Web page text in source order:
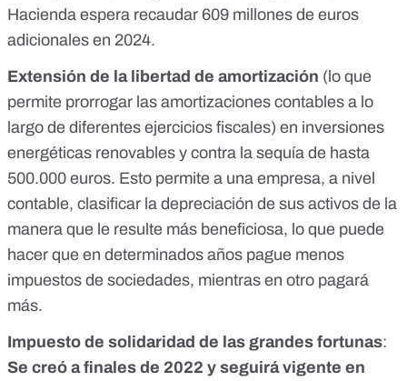
Hacienda espera recaudar 609 millones de euros
adicionales en 2024.
Extensión de la libertad de amortización (lo que
permite prorrogar las amortizaciones contables a lo
largo de diferentes ejercicios fiscales) en inversiones
energéticas renovables y contra la sequía de hasta
500.000 euros. Esto permite a una empresa, a nivel
contable, clasificar la depreciación de sus activos de la
manera que le resulte más beneficiosa, lo que puede
hacer que en determinados años pague menos
impuestos de sociedades, mientras en otro pagará
más.
Impuesto de solidaridad de las grandes fortunas:
Se creó a finales de 2022 y seguirá vigente en